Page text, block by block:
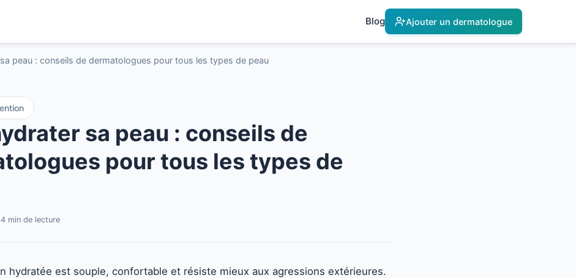
Blog Ajouter un dermatologue
peau : conseils de dermatologues pour tous les types de peau
sa peau : conseils de
pour tous les types de
4 min de lecture
hydratée est souple, confortable et résiste mieux aux agressions extérieures.